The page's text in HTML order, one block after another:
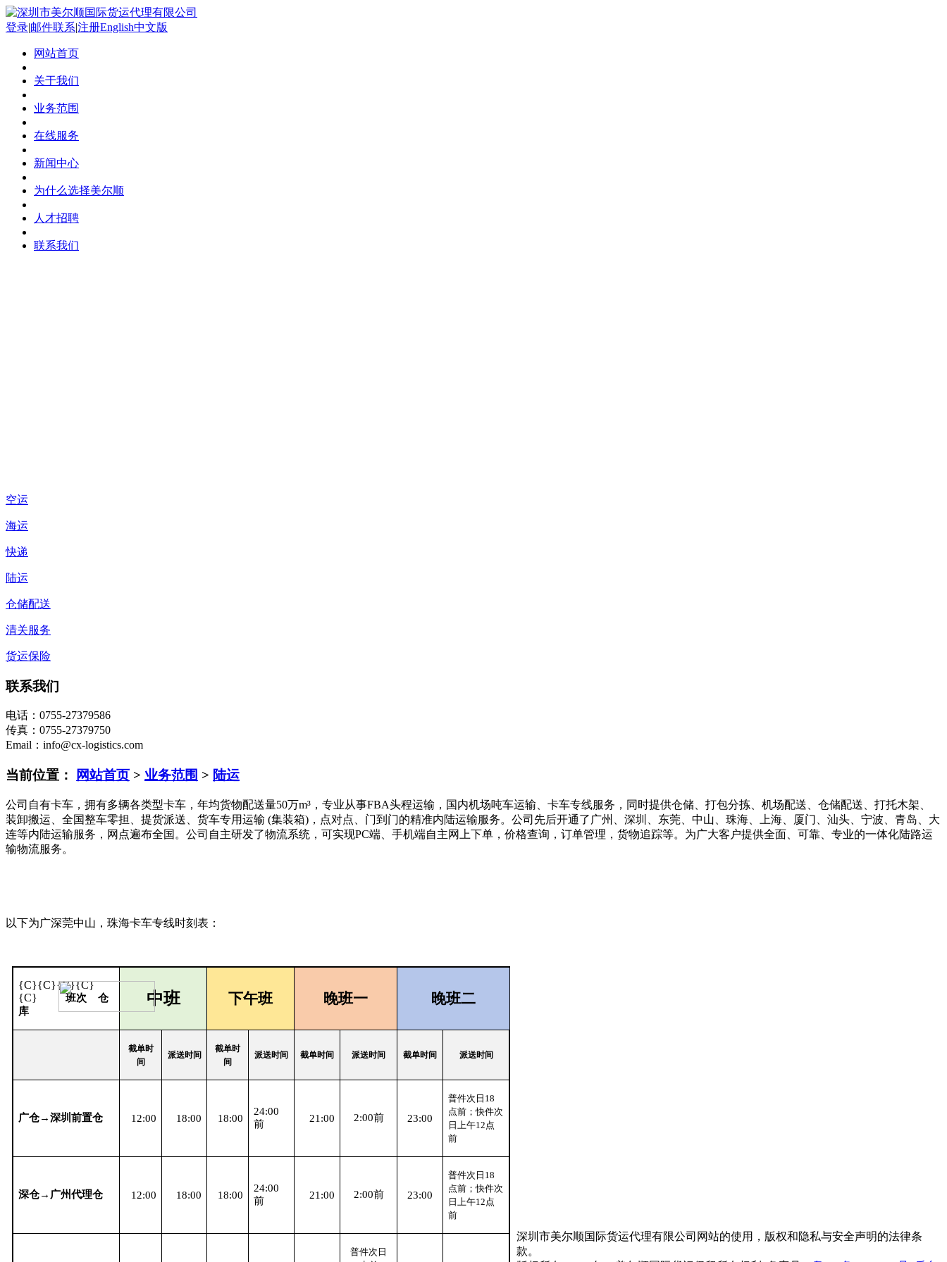
登录|邮件联系|注册English中文版
网站首页
关于我们
业务范围
在线服务
新闻中心
为什么选择美尔顺
人才招聘
联系我们
空运
海运
快递
陆运
仓储配送
清关服务
货运保险
联系我们
电话：0755-27379586
传真：0755-27379750
Email：info@cx-logistics.com
当前位置： 网站首页 > 业务范围 > 陆运
公司自有卡车， 拥有多辆各类型卡车，年均货物配送量50万m³，专业从事FBA头程运输， 国内机场吨车运输、卡车专线服务，同时提供仓储、打包分拣、机场配送、仓储配送、打托木架、
装卸搬运、全国整车零担、提货派送、货车专用运输 (集装箱)， 点对点、门到门的精准内陆运输服务。公司 先后开通了广州、深圳、东莞、中山、珠海、上海、厦门、汕头、宁波、青岛、大
连等内陆运输服务，网点遍布全国 。公司自主研发了物流系统，可实现PC端、手机端自主网上下单，价格查询，订单管理，货物追踪等。为广大客户提供全面、可靠、专业的一体化陆路运
输物流服务。
以下为广深莞中山，珠海卡车专线时刻表：
{C}{C}{C}{C}
{C}
班次
仓
库
中班 下午班 晚班一 晚班二
截单时
间
派送时间
截单时
间
派送时间 截单时间 派送时间 截单时间 派送时间
广仓→深圳前置仓 12:00 18:00 18:00
24:00
前
21:00 2:00前 23:00
普件次日 18
点前；快件次
日上午12 点
前
深仓→广州代理仓 12:00 18:00 18:00
24:00
前
21:00 2:00前 23:00
普件次日 18
点前；快件次
日上午12 点
前
普件次日
深圳市美尔顺国际货运代理有限公司网站的使用，版权和隐私与安全声明的法律条
款。